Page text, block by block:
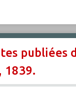
publiées
1839.